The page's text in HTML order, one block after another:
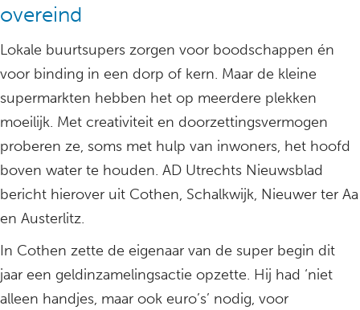
overeind
Lokale buurtsupers zorgen voor boodschappen én
voor binding in een dorp of kern. Maar de kleine
supermarkten hebben het op meerdere plekken
moeilijk. Met creativiteit en doorzettingsvermogen
proberen ze, soms met hulp van inwoners, het hoofd
boven water te houden. AD Utrechts Nieuwsblad
bericht hierover uit Cothen, Schalkwijk, Nieuwer ter Aa
en Austerlitz.
In Cothen zette de eigenaar van de super begin dit
jaar een geldinzamelingsactie opzette. Hij had ‘niet
alleen handjes, maar ook euro’s’ nodig, voor